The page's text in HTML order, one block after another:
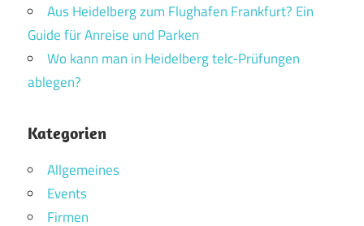
Aus Heidelberg zum Flughafen Frankfurt? Ein
Guide für Anreise und Parken
Wo kann man in Heidelberg telc-Prüfungen
ablegen?
Kategorien
Allgemeines
Events
Firmen